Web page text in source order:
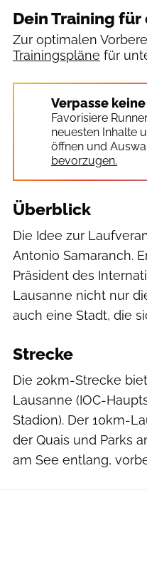
Dein Training
Zur optimalen
Trainingspläne für
Verpasse
Favorisiere
neuesten Inhalte
öffnen und
bevorzugen.
Überblick
Die Idee zur
Antonio Samaranch.
Präsident des
Lausanne nicht nur
auch eine Stadt, die
Strecke
Die 20km-Strecke
Lausanne (IOC-
Stadion). Der 10km-
der Quais und Parks
am See entlang,